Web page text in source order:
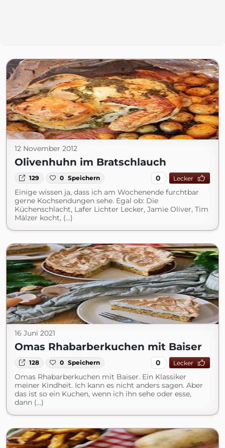
12 November 2012
Olivenhuhn im Bratschlauch
129 0 Speichern 0 Lecker
Einige wissen ja, dass ich am Wochenende furchtbar
gerne Kochsendungen sehe. Egal ob: Die
Küchenschlacht, Lafer Lichter Lecker, Jamie Oliver, Tim
Mälzer kocht, (...)
16 Juni 2021
Omas Rhabarberkuchen mit Baiser
128 0 Speichern 0 Lecker
Omas Rhabarberkuchen mit Baiser. Ein Klassiker
meiner Kindheit. Ich kann es nicht anders sagen. Aber
das ist so ein Kuchen, wenn ich ihn sehe oder esse,
dann (...)